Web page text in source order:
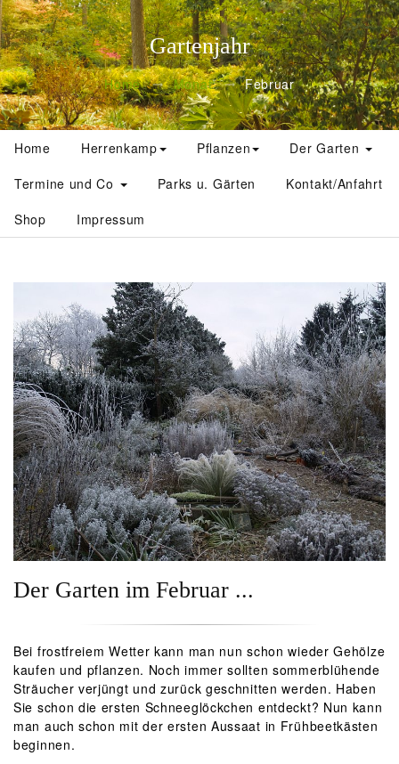
Gartenjahr
Home Monat Februar
Home Herrenkamp Pflanzen
Der Garten
Termine und Co
Parks u. Gärten
Kontakt/Anfahrt
Shop
Impressum
Der Garten im Februar ...
Bei frostfreiem Wetter kann man nun schon wieder Gehölze
kaufen und pflanzen. Noch immer sollten sommerblühende
Sträucher verjüngt und zurück geschnitten werden. Haben
Sie schon die ersten Schneeglöckchen entdeckt? Nun kann
man auch schon mit der ersten Aussaat in Frühbeetkästen
beginnen.